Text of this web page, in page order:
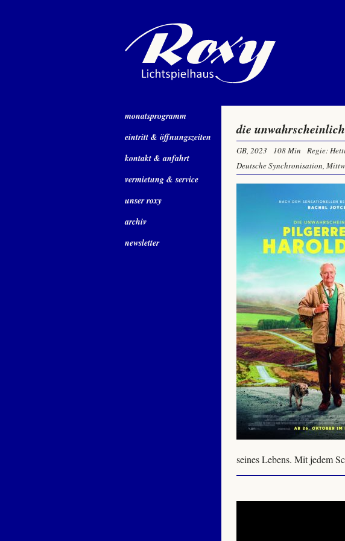
monatsprogramm
eintritt & öffnungszeiten
kontakt & anfahrt
vermietung & service
unser roxy
archiv
newsletter
die
GB, 2023 108 Min Regie:
Deutsche Synchronisation,
seines Lebens. Mit jedem